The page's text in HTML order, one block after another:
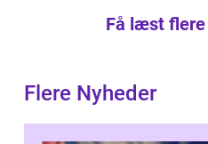
Få læst
Flere Nyheder